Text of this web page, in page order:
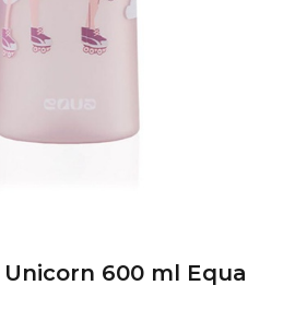
600 ml Equa